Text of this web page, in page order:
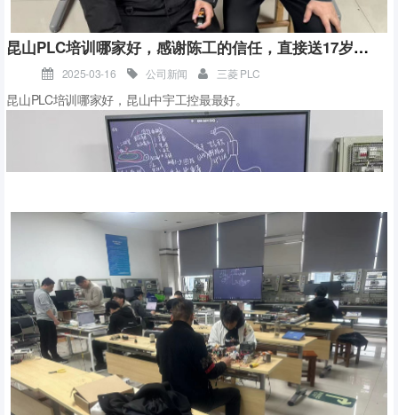
果，小班授课，控制学习人数，每年只培养2-30名优秀学员。
昆山PLC培训哪家好，感谢陈工的信任，直接送17岁的儿子来学PLC
2025-03-16 公司新闻 三菱 PLC
昆山PLC培训哪家好，昆山中宇工控最最好。